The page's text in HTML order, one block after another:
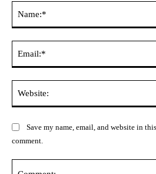
Save my name, email, and website in
comment.